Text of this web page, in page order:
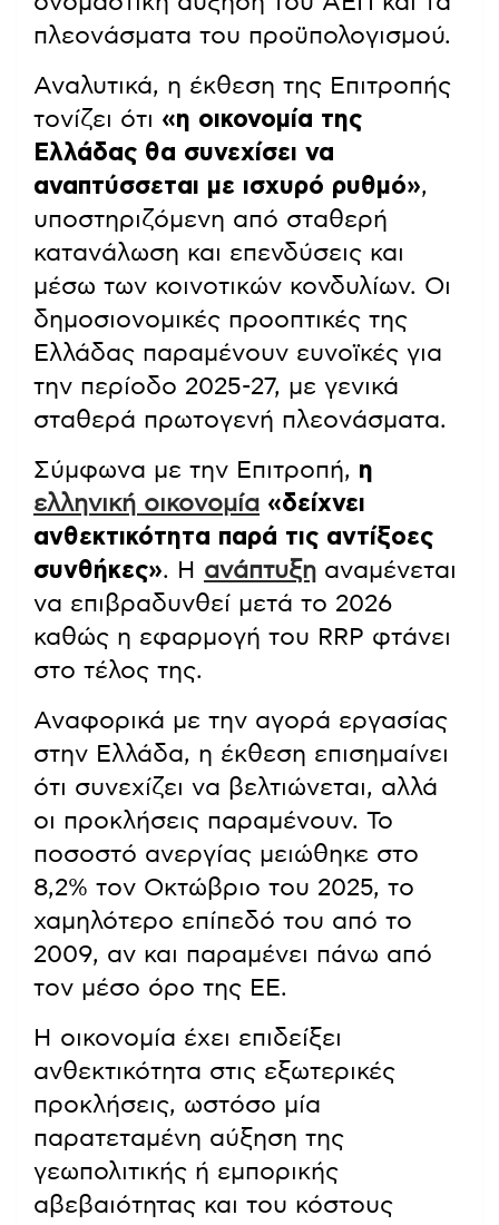
πλεονάσματα του προϋπολογισμού.
Αναλυτικά, η έκθεση της Επιτροπής
τονίζει ότι «η οικονομία της
Ελλάδας θα συνεχίσει να
αναπτύσσεται με ισχυρό ρυθμό»,
υποστηριζόμενη από σταθερή
κατανάλωση και επενδύσεις και
μέσω των κοινοτικών κονδυλίων. Οι
δημοσιονομικές προοπτικές της
Ελλάδας παραμένουν ευνοϊκές για
την περίοδο 2025-27, με γενικά
σταθερά πρωτογενή πλεονάσματα.
Σύμφωνα με την Επιτροπή, η
ελληνική οικονομία «δείχνει
ανθεκτικότητα παρά τις αντίξοες
συνθήκες». Η ανάπτυξη αναμένεται
να επιβραδυνθεί μετά το 2026
καθώς η εφαρμογή του RRP φτάνει
στο τέλος της.
Αναφορικά με την αγορά εργασίας
στην Ελλάδα, η έκθεση επισημαίνει
ότι συνεχίζει να βελτιώνεται, αλλά
οι προκλήσεις παραμένουν. Το
ποσοστό ανεργίας μειώθηκε στο
8,2% τον Οκτώβριο του 2025, το
χαμηλότερο επίπεδό του από το
2009, αν και παραμένει πάνω από
τον μέσο όρο της ΕΕ.
Η οικονομία έχει επιδείξει
ανθεκτικότητα στις εξωτερικές
προκλήσεις, ωστόσο μία
παρατεταμένη αύξηση της
γεωπολιτικής ή εμπορικής
αβεβαιότητας και του κόστους